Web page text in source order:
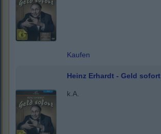
Kaufen
Heinz Erhardt - Geld sofort
k.A.